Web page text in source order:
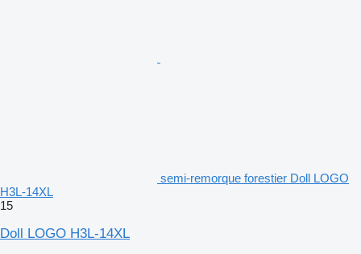
semi-remorque forestier Doll LOGO
H3L-14XL
15
Doll LOGO H3L-14XL